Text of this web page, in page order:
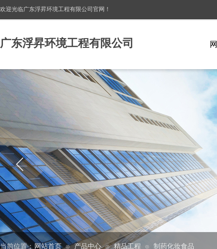
欢迎光临广东浮昇环境工程有限公司 官网！
广东浮昇环境工程有限公司
当前位置： 网站首页 ⊙ 产品中心 ⊙ 精品工程 ⊙ 制药化妆食品